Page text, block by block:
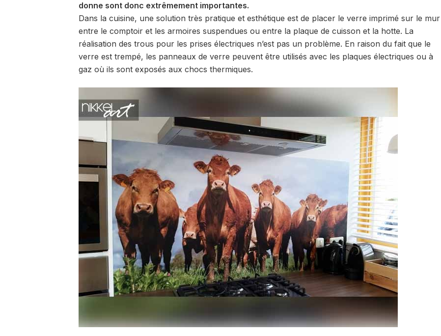
donne sont donc extrêmement importantes.
Dans la cuisine, une solution très pratique et esthétique est de placer le verre imprimé sur le mur
entre le comptoir et les armoires suspendues ou entre la plaque de cuisson et la hotte. La
réalisation des trous pour les prises électriques n’est pas un problème. En raison du fait que le
verre est trempé, les panneaux de verre peuvent être utilisés avec les plaques électriques ou à
gaz où ils sont exposés aux chocs thermiques.